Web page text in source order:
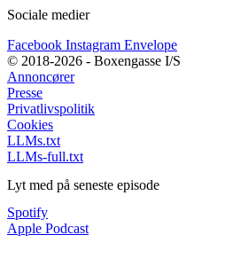
Sociale medier
Facebook Instagram Envelope
© 2018-2026 - Boxengasse I/S
Annoncører
Presse
Privatlivspolitik
Cookies
LLMs.txt
LLMs-full.txt
Lyt med på seneste episode
Spotify
Apple Podcast